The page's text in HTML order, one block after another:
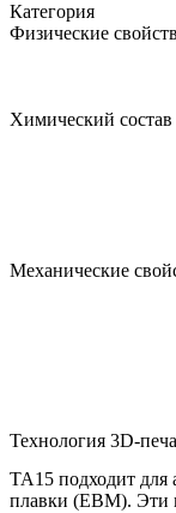
Категория
Физические
Химический
Механические
Технология 3D-
TA15 подходит для
плавки (EBM). Эти